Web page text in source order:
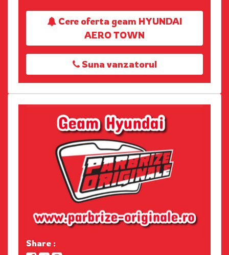
Cere oferta geam HYUNDAI
AERO TOWN
Suna vanzatorul
Share :